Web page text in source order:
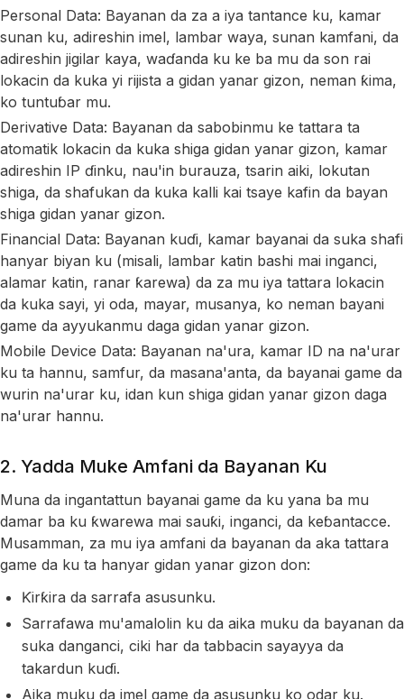
Personal Data: Bayanan da za a iya tantance ku, kamar
sunan ku, adireshin imel, lambar waya, sunan kamfani, da
adireshin jigilar kaya, waɗanda ku ke ba mu da son rai
lokacin da kuka yi rijista a gidan yanar gizon, neman ƙima,
ko tuntuɓar mu.
Derivative Data: Bayanan da sabobinmu ke tattara ta
atomatik lokacin da kuka shiga gidan yanar gizon, kamar
adireshin IP ɗinku, nau'in burauza, tsarin aiki, lokutan
shiga, da shafukan da kuka kalli kai tsaye kafin da bayan
shiga gidan yanar gizon.
Financial Data: Bayanan kuɗi, kamar bayanai da suka shafi
hanyar biyan ku (misali, lambar katin bashi mai inganci,
alamar katin, ranar ƙarewa) da za mu iya tattara lokacin
da kuka sayi, yi oda, mayar, musanya, ko neman bayani
game da ayyukanmu daga gidan yanar gizon.
Mobile Device Data: Bayanan na'ura, kamar ID na na'urar
ku ta hannu, samfur, da masana'anta, da bayanai game da
wurin na'urar ku, idan kun shiga gidan yanar gizon daga
na'urar hannu.
2. Yadda Muke Amfani da Bayanan Ku
Muna da ingantattun bayanai game da ku yana ba mu
damar ba ku ƙwarewa mai sauƙi, inganci, da keɓantacce.
Musamman, za mu iya amfani da bayanan da aka tattara
game da ku ta hanyar gidan yanar gizon don:
Ƙirƙira da sarrafa asusunku.
Sarrafawa mu'amalolin ku da aika muku da bayanan da
suka danganci, ciki har da tabbacin sayayya da
takardun kuɗi.
Aika muku da imel game da asusunku ko odar ku.